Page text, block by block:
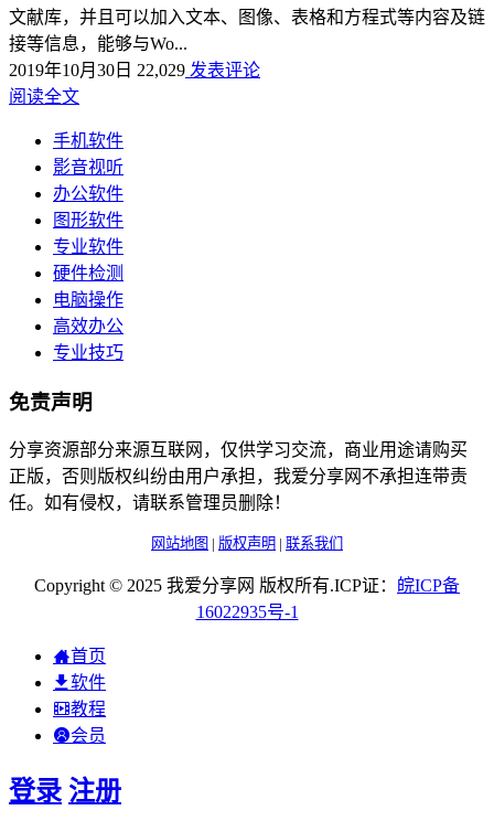
文献库，并且可以加入文本、图像、表格和方程式等内容及链
接等信息，能够与Wo...
2019年10月30日 22,029 发表评论
阅读全文
手机软件
影音视听
办公软件
图形软件
专业软件
硬件检测
电脑操作
高效办公
专业技巧
免责声明
分享资源部分来源互联网，仅供学习交流，商业用途请购买
正版，否则版权纠纷由用户承担，我爱分享网不承担连带责
任。如有侵权，请联系管理员删除！
网站地图 | 版权声明 | 联系我们
Copyright © 2025 我爱分享网 版权所有.ICP证： 皖ICP备
16022935号-1
首页
软件
教程
会员
登录 注册